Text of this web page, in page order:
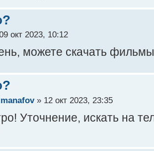
окт 2023, 10:12
можете скачать
» 12 окт 2023, 23:35
Уточнение, искать на